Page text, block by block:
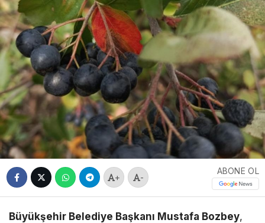
+ -
ABONE OL
Büyükşehir Belediye Başkanı Mustafa Bozbey,